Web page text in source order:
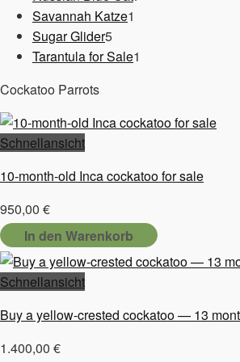
Savannah Katze1
Sugar Glider55
Produkte
Tarantula for Sale1
Cockatoo Parrots
Schnellansicht
10-month-old Inca cockatoo for sale
950,00 €
In den Warenkorb
Schnellansicht
Buy a yellow-crested cockatoo — 13
1.400,00 €